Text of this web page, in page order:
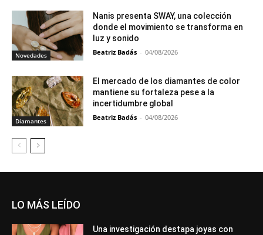
Novedades
Nanis presenta SWAY, una colección
donde el movimiento se transforma en
luz y sonido
Beatriz Badás - 04/08/2026
Diamantes
El mercado de los diamantes de color
mantiene su fortaleza pese a la
incertidumbre global
Beatriz Badás - 04/08/2026
LO MÁS LEÍDO
Una investigación destapa joyas con